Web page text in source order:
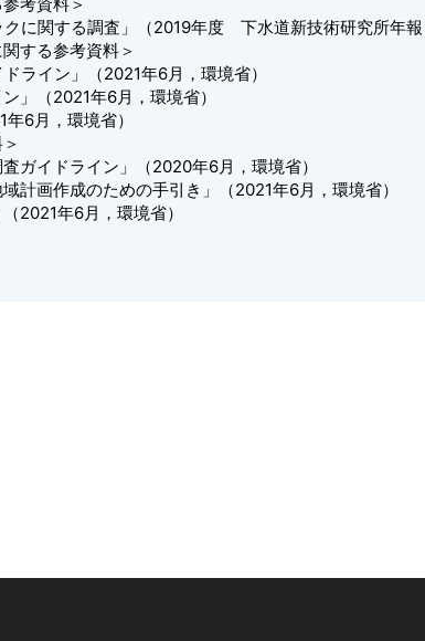
関する調査」（2019年度 下水道新技術研究所年
する参考資料＞
イン」（2021年6月，環境省）
（2021年6月，環境省）
6月，環境省）
イドライン」（2020年6月，環境省）
画作成のための手引き」（2021年6月，環境省）
年6月，環境省）